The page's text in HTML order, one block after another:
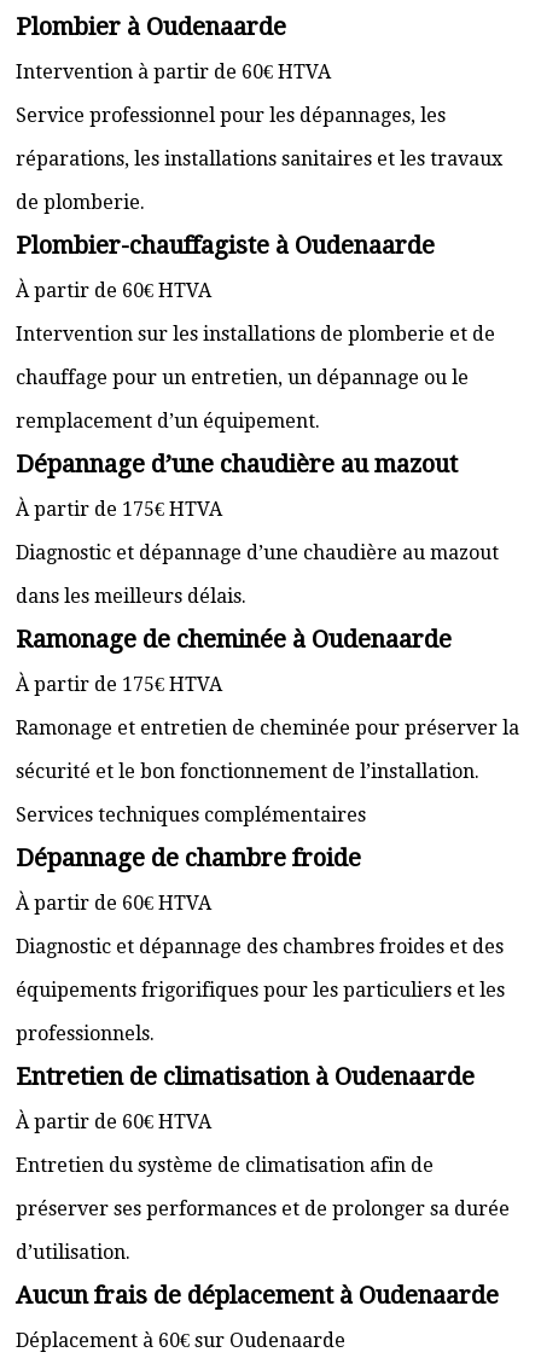
Plombier à Oudenaarde
Intervention à partir de 60€ HTVA
Service professionnel pour les dépannages, les
réparations, les installations sanitaires et les travaux
de plomberie.
Plombier-chauffagiste à Oudenaarde
À partir de 60€ HTVA
Intervention sur les installations de plomberie et de
chauffage pour un entretien, un dépannage ou le
remplacement d’un équipement.
Dépannage d’une chaudière au mazout
À partir de 175€ HTVA
Diagnostic et dépannage d’une chaudière au mazout
dans les meilleurs délais.
Ramonage de cheminée à Oudenaarde
À partir de 175€ HTVA
Ramonage et entretien de cheminée pour préserver la
sécurité et le bon fonctionnement de l’installation.
Services techniques complémentaires
Dépannage de chambre froide
À partir de 60€ HTVA
Diagnostic et dépannage des chambres froides et des
équipements frigorifiques pour les particuliers et les
professionnels.
Entretien de climatisation à Oudenaarde
À partir de 60€ HTVA
Entretien du système de climatisation afin de
préserver ses performances et de prolonger sa durée
d’utilisation.
Aucun frais de déplacement à Oudenaarde
Déplacement à 60€ sur Oudenaarde